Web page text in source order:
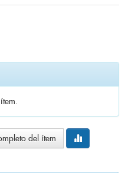
del ítem